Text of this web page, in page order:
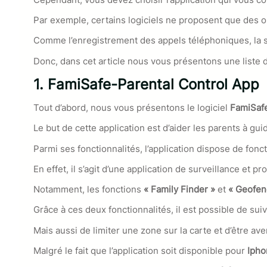
Par exemple, certains logiciels ne proposent que des
Comme l’enregistrement des appels téléphoniques, la
Donc, dans cet article nous vous présentons une liste
1. FamiSafe-Parental Control App
Tout d’abord, nous vous présentons le logiciel
Le but de cette application est d’aider les parents à
Parmi ses fonctionnalités, l’application dispose de
En effet, il s’agit d’une application de surveillance et
Notamment, les fonctions « Family Finder » et «
Grâce à ces deux fonctionnalités, il est possible de
Mais aussi de limiter une zone sur la carte et d’être
Malgré le fait que l’application soit disponible pour